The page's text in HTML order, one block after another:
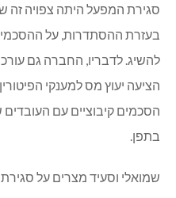
סגירת המפעל היתה צפויה זה
בעזרת ההסתדרות, על
להשיג. לדבריו, החברה גם
הציעה יעוץ מס למענקי
הסכמים קיבוציים עם
בתפן.
שמואלי וסעיד מצרים על